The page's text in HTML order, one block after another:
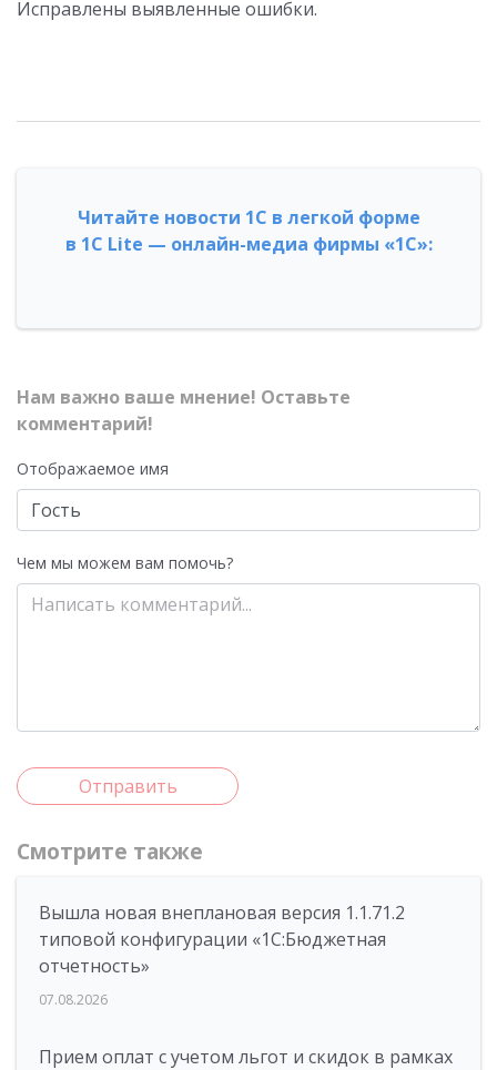
Исправлены выявленные ошибки.
Читайте новости 1С в легкой форме
в 1С Lite — онлайн-медиа фирмы «1С»:
Нам важно ваше мнение! Оставьте
комментарий!
Отображаемое имя
Чем мы можем вам помочь?
Отправить
Смотрите также
Вышла новая внеплановая версия 1.1.71.2
типовой конфигурации «1C:Бюджетная
отчетность»
07.08.2026
Прием оплат с учетом льгот и скидок в рамках